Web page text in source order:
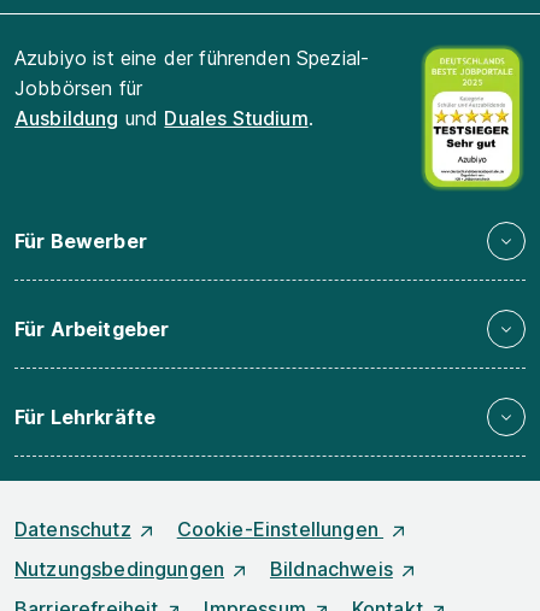
Azubiyo ist eine der führenden Spezial-
Jobbörsen für
Ausbildung und Duales Studium.
Für Bewerber
Für Arbeitgeber
Für Lehrkräfte
Datenschutz
Cookie-Einstellungen
Nutzungsbedingungen
Bildnachweis